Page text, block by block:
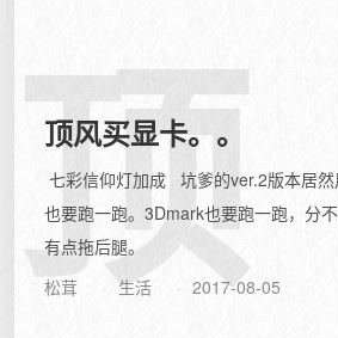
顶
顶风买显卡。。
七彩信仰灯加成 坑爹的ver.2版本居然
也要跑一跑。3Dmark也要跑一跑，分
有点拖后腿。
松茸
生活 2017-08-05